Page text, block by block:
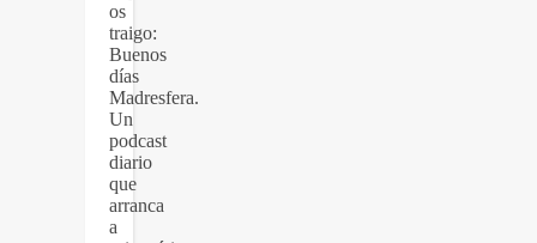
os
traigo:
Buenos
días
Madresfera.
Un
podcast
diario
que
arranca
a